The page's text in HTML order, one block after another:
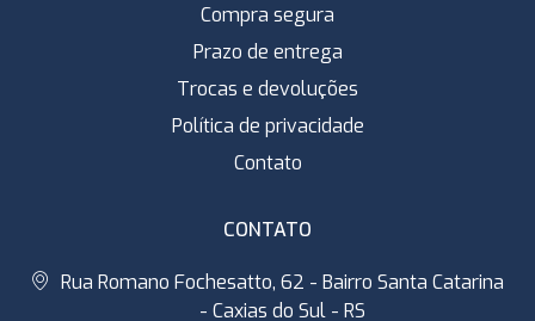
Compra segura
Prazo de entrega
Trocas e devoluções
Política de privacidade
Contato
CONTATO
Rua Romano Fochesatto, 62 - Bairro Santa Catarina
- Caxias do Sul - RS